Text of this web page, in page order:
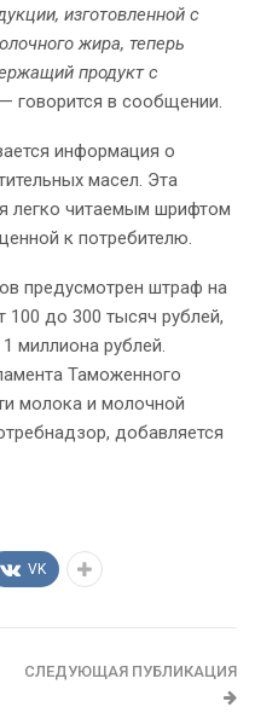
изготовленной с
жира, теперь
продукт с
— говорится в сообщении.
информация о
масел. Эта
легко читаемым шрифтом
к потребителю.
предусмотрен штраф на
до 300 тысяч рублей,
миллиона рублей.
Таможенного
молока и молочной
добавляется
VK
СЛЕДУЮЩАЯ ПУБЛИКАЦИЯ